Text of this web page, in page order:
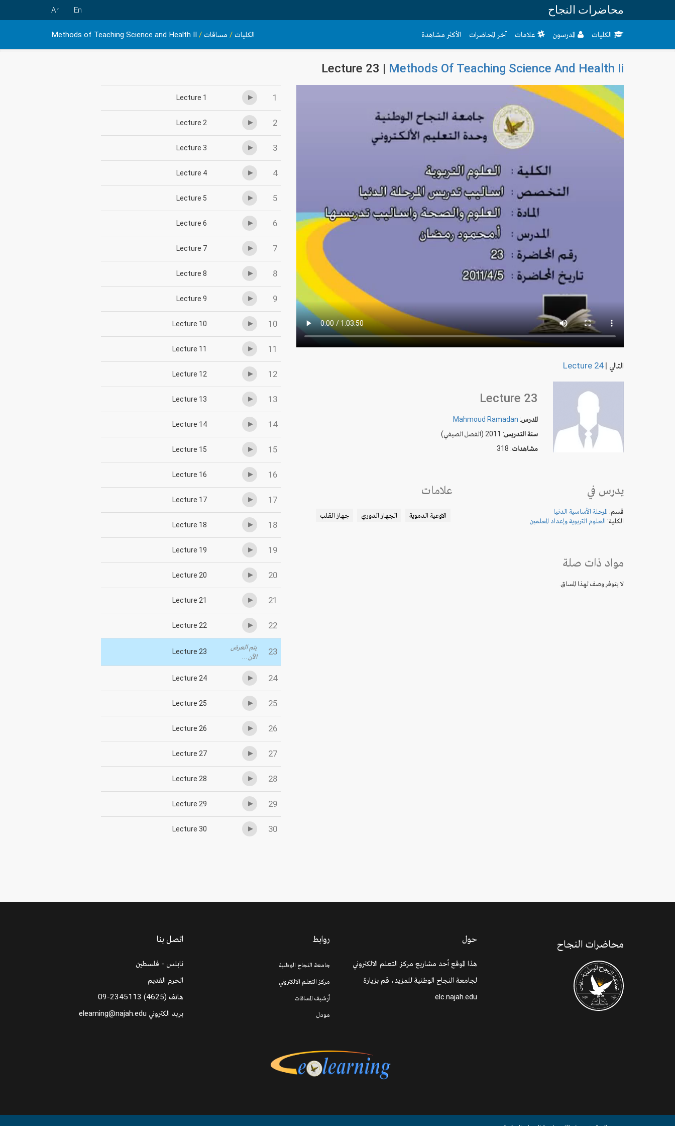
محاضرات النجاح En
Ar
الكليات المدرسون علامات آخر المحاضرات الأكثر مشاهدة الكليات / مساقات /
Methods of Teaching Science and Health II
Lecture 23 | Methods Of Teaching Science And Health Ii
التالي |
Lecture 24
Lecture 23
المدرس:
Mahmoud Ramadan
سنة التدريس: 2011 (الفصل الصيفي)
مشاهدات: 318
يدرس في
قسم: المرحلة الأساسية الدنيا
الكلية: العلوم التربوية وإعداد المعلمين
علامات
الاوعية الدموية الجهاز الدوري جهاز القلب
مواد ذات صلة
لا يتوفر وصف لهذا المساق.
1
Lecture 1
2
Lecture 2
3
Lecture 3
4
Lecture 4
5
Lecture 5
6
Lecture 6
7
Lecture 7
8
Lecture 8
9
Lecture 9
10
Lecture 10
11
Lecture 11
12
Lecture 12
13
Lecture 13
14
Lecture 14
15
Lecture 15
16
Lecture 16
17
Lecture 17
18
Lecture 18
19
Lecture 19
20
Lecture 20
21
Lecture 21
22
Lecture 22
23
يتم العرض
الآن...
Lecture 23
24
Lecture 24
25
Lecture 25
26
Lecture 26
27
Lecture 27
28
Lecture 28
29
Lecture 29
30
Lecture 30
محاضرات النجاح حول
هذا الموقع أحد مشاريع مركز التعلم الالكتروني
لجامعة النجاح الوطنية للمزيد، قم بزيارة
elc.najah.edu
روابط
جامعة النجاح الوطنية
مركز التعلم الالكتروني
أرشيف المساقات
مودل
اتصل بنا
نابلس - فلسطين
الحرم القديم
هاتف 09-2345113 (4625)
بريد الكتروني elearning@najah.edu